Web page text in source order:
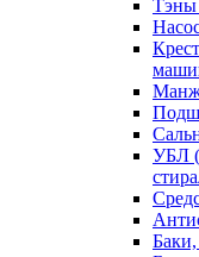
Тэны
УБЛ